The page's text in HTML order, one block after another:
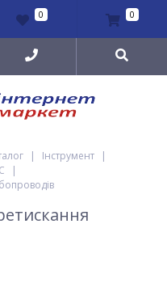
0 0
| Інструмент
|
|